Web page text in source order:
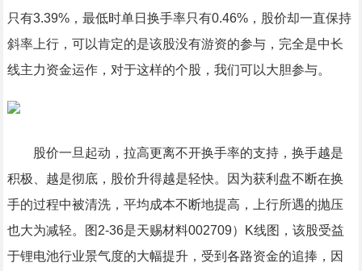
只有3.39%，最低时单日换手率只有0.46%，股价却一直保持
斜率上行，可以肯定的是该股没有游资的参与，完全是中长
线主力资金运作，对于这样的个股，我们可以大胆参与。
股价一旦起动，拉高更离不开换手率的支持，换手越是
积极、越是彻底，股价升得越是轻快。因为获利盘不断在换
手的过程中被清洗，平均成本不断地提高，上行所遇的抛压
也大为减轻。图2-36是天赐材料002709）K线图，该股受益
于锂电池行业景气度的大幅提升，受到各路资金的追捧，因